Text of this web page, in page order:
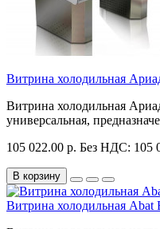
Витрина холодильная
Витрина холодильная
универсальная,
105 022.00 р. Без НДС: 105
В корзину
Витрина холодильная Abat